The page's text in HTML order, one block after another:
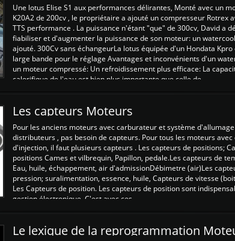
Une lotus Elise S1 aux performances délirantes, Monté avec un
K20A2 de 200cv , le propriétaire a ajouté un compresseur Rotrex
TTS performance . La puissance n'étant "que" de 300cv, David a
fiabiliser et d'augmenter la puissance de son moteur: un
ajouté. 300Cv sans échangeurLa lotus équipée d'un Hondata Kpro
large bande pour le réglage Avantages et inconvénients d'un
un moteur compressé: Un refroidissement plus efficace: La
calorifique de l'eau est bien plus importante que celle de ...
Les capteurs Moteurs
Pour les anciens moteurs avec carburateur et système
distributeurs , pas besoin de capteurs. Pour tous les moteurs
d'injection, il faut plusieurs capteurs . Les capteurs de positions;
positions Cames et vilbrequin, Papillon, pedale.Les capteurs de
Eau, huile, échappement, air d'admissionDébimetre (air)Les
pression; suralimentation, essence, huile, Capteurs de vitesse
Les Capteurs de position. Les capteurs de position sont
gestion électronique. C'est avec ces ...
Le lexique de la reprogrammation